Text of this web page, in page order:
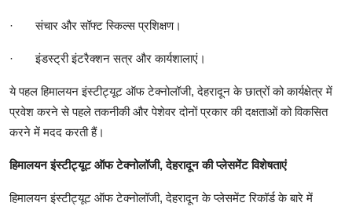
· संचार और सॉफ्ट स्किल्स प्रशिक्षण।
· इंडस्ट्री इंटरैक्शन सत्र और कार्यशालाएं।
ये पहल हिमालयन इंस्टीट्यूट ऑफ टेक्नोलॉजी, देहरादून के छात्रों को कार्यक्षेत्र में
प्रवेश करने से पहले तकनीकी और पेशेवर दोनों प्रकार की दक्षताओं को विकसित
करने में मदद करती हैं।
हिमालयन इंस्टीट्यूट ऑफ टेक्नोलॉजी, देहरादून की प्लेसमेंट विशेषताएं
हिमालयन इंस्टीट्यूट ऑफ टेक्नोलॉजी, देहरादून के प्लेसमेंट रिकॉर्ड के बारे में